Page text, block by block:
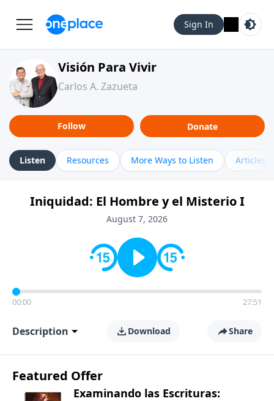
Sign In
Visión Para Vivir
Carlos A. Zazueta
Follow Donate
Listen Resources More Ways to Listen Articles
Iniquidad: El Hombre y el Misterio I
August 7, 2026
00:00 27:51
Description Download Share
Featured Offer
Examinando las Escrituras: